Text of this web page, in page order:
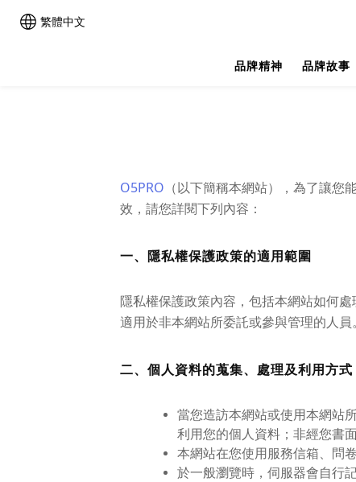
繁體中文
品牌精神 品牌故事
O5PRO （以下簡稱本網站），為了讓
效，請您詳閱下列內容：
一、隱私權保護政策的適用範圍
隱私權保護政策內容，包括本網站如何
適用於非本網站所委託或參與管理的人員。
二、個人資料的蒐集、處理及利用方式
當您造訪本網站或使用本網站
利用您的個人資料；非經您書
本網站在您使用服務信箱、問
於一般瀏覽時，伺服器會自行